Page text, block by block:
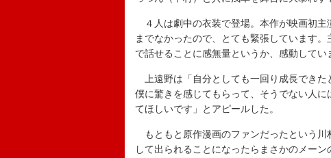
４人は劇中の衣装で登場。本作が映画初主
までなかったので、とても緊張しています
で話せることに感無量というか、感動してい
上遠野は「自分としても一回り成長できた
僕に驚きを感じてもらって、そうでない人
てほしいです」とアピールした。
もともと原作漫画のファンだったという川
して出られることになったらまさかのメー